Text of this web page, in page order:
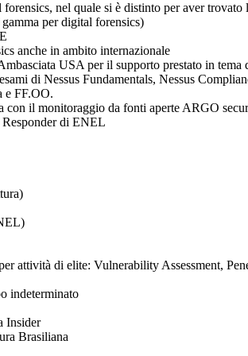
nel quale si è distinto per aver
per digital forensics)
anche in ambito internazionale
USA per il supporto prestato in
di Nessus Fundamentals, Nessus
e FF.OO.
con il monitoraggio da fonti aperte ARGO
di ENEL
attività di elite: Vulnerability Assessment,
indeterminato
Insider
Brasiliana